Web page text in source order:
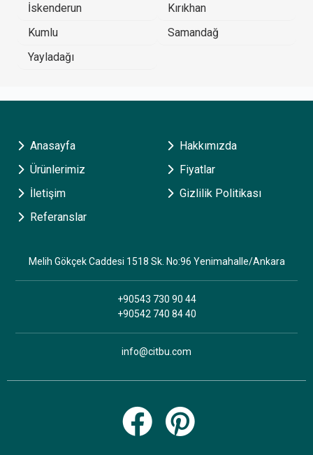
İskenderun
Kırıkhan
Kumlu
Samandağ
Yayladağı
Anasayfa
Hakkımızda
Ürünlerimiz
Fiyatlar
İletişim
Gizlilik Politikası
Referanslar
Melih Gökçek Caddesi 1518 Sk. No:96 Yenimahalle/Ankara
+90543 730 90 44
+90542 740 84 40
info@citbu.com